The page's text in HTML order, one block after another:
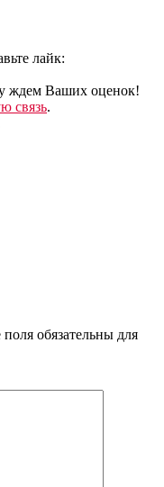
лайк:
ждем Ваших оценок!
связь.
обязательны для